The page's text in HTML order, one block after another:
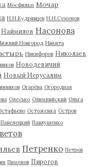
Мосфильм Мочар
Н.Н.Кудрявцев Н.Н.Семенов
Наймилов Насонова
Новгород Никита
Никифоров Николаев
Новодевичий
Новый Иерусалим
Огарёва Огородная
Олесько Олимпийский Ольга
Остоженка Остров
Павелецкий Павлушенко
Петренко Петров
Пименов Пирогов